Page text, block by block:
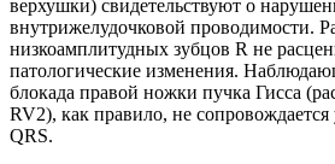
верхушки) свидетельствуют о
внутрижелудочковой проводимости.
низкоамплитудных зубцов R не
патологические изменения.
блокада правой ножки пучка Гисса
RV2), как правило, не
QRS.